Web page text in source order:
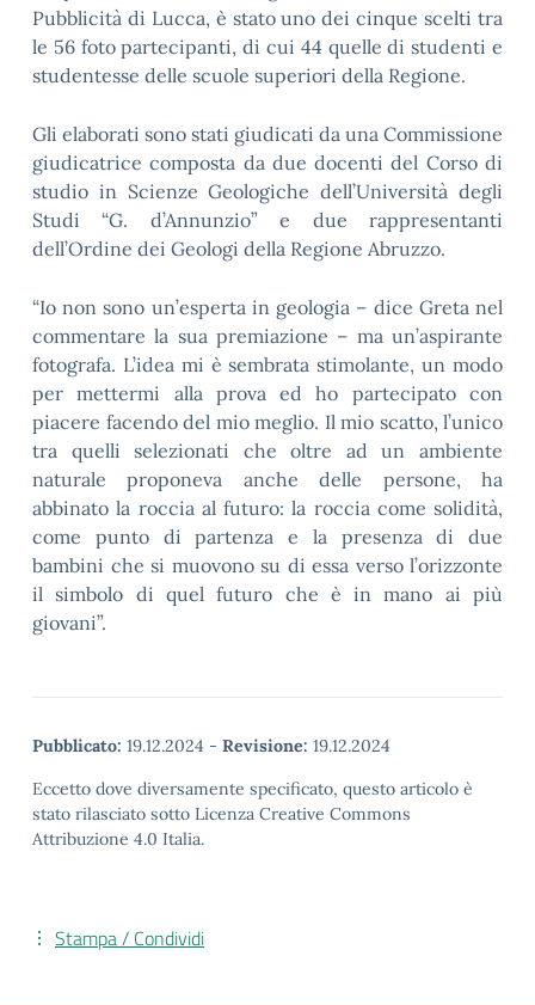
Pubblicità di Lucca, è stato uno dei cinque scelti tra
le 56 foto partecipanti, di cui 44 quelle di studenti e
studentesse delle scuole superiori della Regione.
Gli elaborati sono stati giudicati da una Commissione
giudicatrice composta da due docenti del Corso di
studio in Scienze Geologiche dell’Università degli
Studi “G. d’Annunzio” e due rappresentanti
dell’Ordine dei Geologi della Regione Abruzzo.
“Io non sono un’esperta in geologia – dice Greta nel
commentare la sua premiazione – ma un’aspirante
fotografa. L’idea mi è sembrata stimolante, un modo
per mettermi alla prova ed ho partecipato con
piacere facendo del mio meglio. Il mio scatto, l’unico
tra quelli selezionati che oltre ad un ambiente
naturale proponeva anche delle persone, ha
abbinato la roccia al futuro: la roccia come solidità,
come punto di partenza e la presenza di due
bambini che si muovono su di essa verso l’orizzonte
il simbolo di quel futuro che è in mano ai più
giovani”.
Pubblicato: 19.12.2024 - Revisione: 19.12.2024
Eccetto dove diversamente specificato, questo articolo è
stato rilasciato sotto Licenza Creative Commons
Attribuzione 4.0 Italia.
Stampa / Condividi